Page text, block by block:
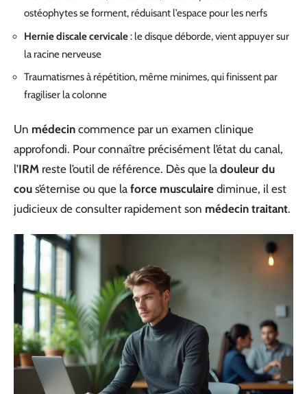
ostéophytes se forment, réduisant l’espace pour les nerfs
Hernie discale cervicale: le disque déborde, vient appuyer sur
la racine nerveuse
Traumatismes à répétition, même minimes, qui finissent par
fragiliser la colonne
Un médecin commence par un examen clinique
approfondi. Pour connaître précisément l’état du canal,
l’IRM reste l’outil de référence. Dès que la douleur du
cou s’éternise ou que la force musculaire diminue, il est
judicieux de consulter rapidement son médecin traitant.